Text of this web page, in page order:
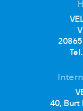
40, Burt